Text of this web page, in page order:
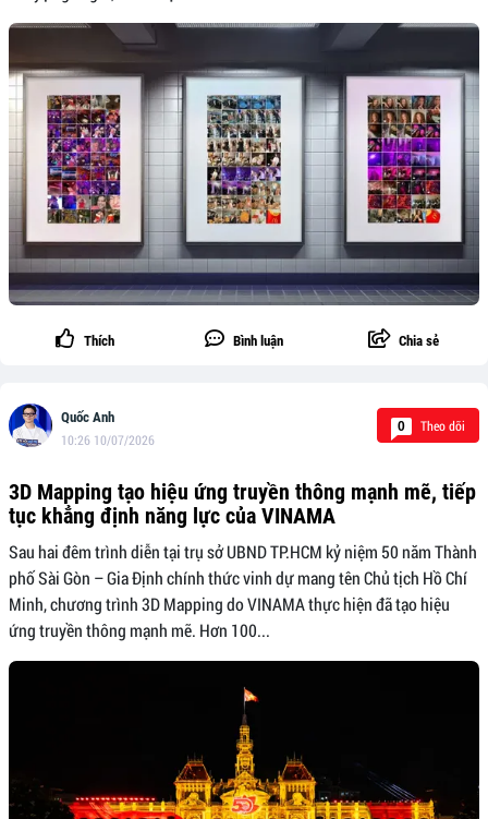
Thích Bình luận Chia sẻ
Quốc Anh
10:26 10/07/2026
0 Theo dõi
3D Mapping tạo hiệu ứng truyền thông mạnh mẽ, tiếp
tục khẳng định năng lực của VINAMA
Sau hai đêm trình diễn tại trụ sở UBND TP.HCM kỷ niệm 50 năm Thành
phố Sài Gòn – Gia Định chính thức vinh dự mang tên Chủ tịch Hồ Chí
Minh, chương trình 3D Mapping do VINAMA thực hiện đã tạo hiệu
ứng truyền thông mạnh mẽ. Hơn 100...